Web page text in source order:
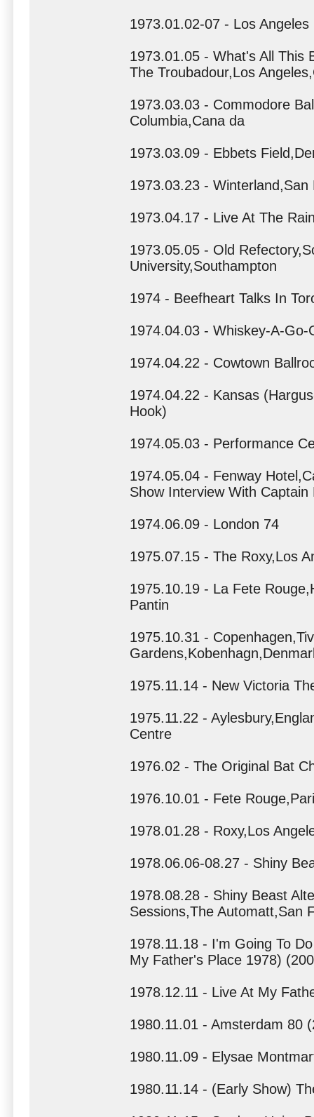
1973.01.02-07 - Los Angeles
1973.01.05 - What's All This
The Troubadour,Los
1973.03.03 - Commodore
Columbia,Cana da
1973.03.09 - Ebbets
1973.03.23 - Winterland,San
1973.04.17 - Live At The
1973.05.05 - Old
University,Southampton
1974 - Beefheart Talks In
1974.04.03 - Whiskey-A-Go-
1974.04.22 - Cowtown
1974.04.22 - Kansas
Hook)
1974.05.03 - Performance
1974.05.04 - Fenway
Show Interview With Captain
1974.06.09 - London 74
1975.07.15 - The Roxy,Los
1975.10.19 - La Fete
Pantin
1975.10.31 -
1975.11.14 - New Victoria
1975.11.22 -
Centre
1976.02 - The Original Bat
1976.10.01 - Fete
1978.01.28 - Roxy,Los
1978.06.06-08.27 - Shiny
1978.08.28 - Shiny Beast
Sessions,The Automatt,San
1978.11.18 - I'm Going To
My Father's Place 1978)
1978.12.11 - Live At My
1980.11.01 - Amsterdam 80
1980.11.09 - Elysae
1980.11.14 - (Early Show)